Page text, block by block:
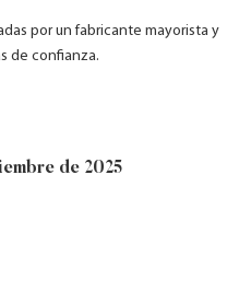
por un fabricante mayorista y
de confianza.
de 2025